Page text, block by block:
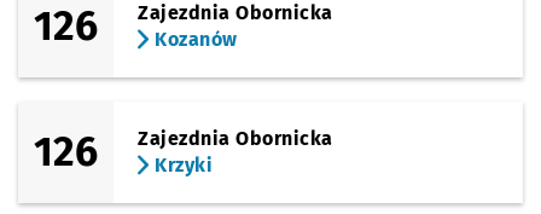
126
Zajezdnia Obornicka
Kozanów
126
Zajezdnia Obornicka
Krzyki